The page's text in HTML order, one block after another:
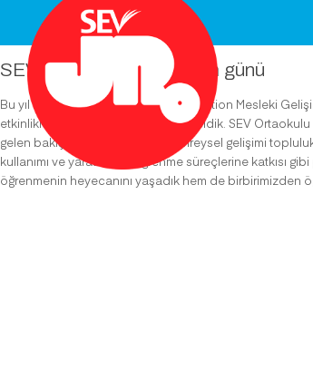
SEVolution mesleki gelişim günü
Bu yıl ikincisini düzenlediğimiz SEVolution Mesleki
etkinliklerle bir kez daha bir araya geldik. SEV
gelen bakış açılarımızın ışığında bireysel gelişimi
kullanımı ve yaratıcılığın öğrenme süreçlerine
öğrenmenin heyecanını yaşadık hem de birbirimizden